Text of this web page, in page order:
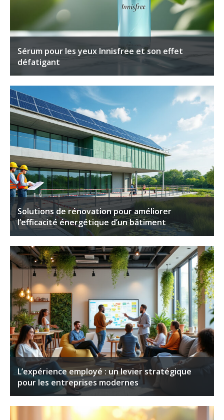
Sérum pour les yeux Innisfree et son effet
défatigant
Solutions de rénovation pour améliorer
l’efficacité énergétique d’un bâtiment
L’expérience employé : un levier stratégique
pour les entreprises modernes